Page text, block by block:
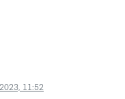
11:52